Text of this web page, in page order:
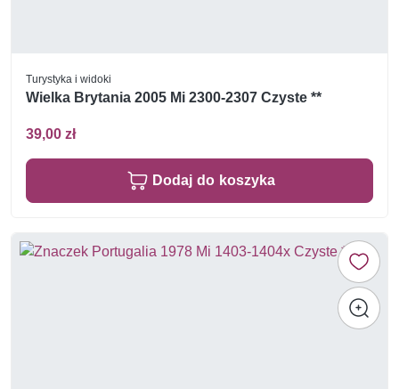
Turystyka i widoki
Wielka Brytania 2005 Mi 2300-2307 Czyste **
39,00 zł
Dodaj do koszyka